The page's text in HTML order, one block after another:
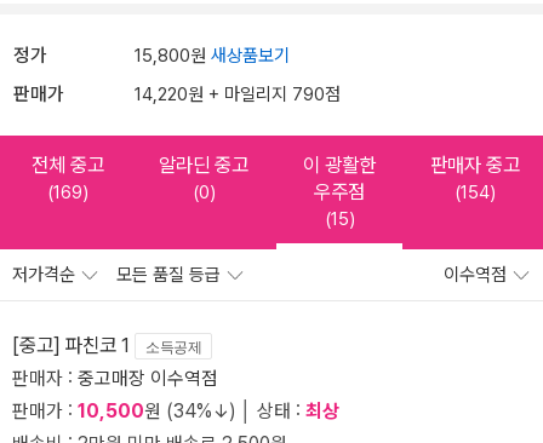
정가 15,800원 새상품보기
판매가 14,220원 + 마일리지 790점
전체 중고
(169)
알라딘 중고
(0)
이 광활한
우주점
(15)
판매자 중고
(154)
저가격순 모든 품질 등급 이수역점
[중고] 파친코 1 소득공제
판매자 : 중고매장 이수역점
판매가 : 10,500원 (34%↓) │ 상태 : 최상